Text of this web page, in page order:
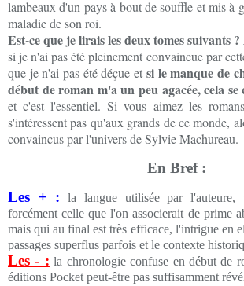
lambeaux d'un pays à bout de souffle et mis à
maladie de son roi.
Est-ce que je lirais les deux tomes suivants
si je n'ai pas été pleinement convaincue par
que je n'ai pas été déçue et si le manque de
début de roman m'a un peu agacée, cela
et c'est l'essentiel. Si vous aimez les
s'intéressent pas qu'aux grands de ce monde,
convaincus par l'univers de Sylvie Machureau.
En Bref :
Les + : la langue utilisée par l'auteure,
forcément celle que l'on associerait de prime
mais qui au final est très efficace, l'intrigue en
passages superflus parfois et le contexte
Les - : la chronologie confuse en début de
éditions Pocket peut-être pas suffisamment